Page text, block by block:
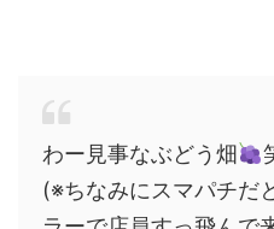
わー見事なぶどう畑
(※ちなみにスマパチだ